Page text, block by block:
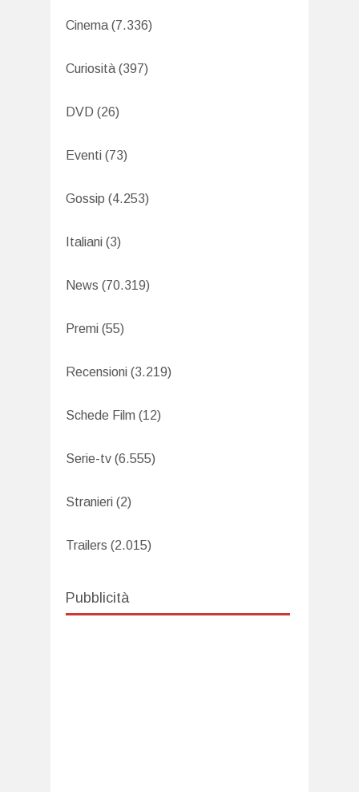
Cinema (7.336)
Curiosità (397)
DVD (26)
Eventi (73)
Gossip (4.253)
Italiani (3)
News (70.319)
Premi (55)
Recensioni (3.219)
Schede Film (12)
Serie-tv (6.555)
Stranieri (2)
Trailers (2.015)
Pubblicità